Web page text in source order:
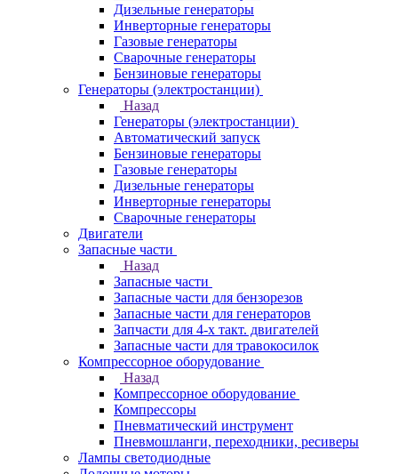
Дизельные генераторы
Инверторные генераторы
Газовые генераторы
Сварочные генераторы
Бензиновые генераторы
Генераторы (электростанции)
Назад
Генераторы (электростанции)
Автоматический запуск
Бензиновые генераторы
Газовые генераторы
Дизельные генераторы
Инверторные генераторы
Сварочные генераторы
Двигатели
Запасные части
Назад
Запасные части
Запасные части для бензорезов
Запасные части для генераторов
Запчасти для 4-х такт. двигателей
Запасные части для травокосилок
Компрессорное оборудование
Назад
Компрессорное оборудование
Компрессоры
Пневматический инструмент
Пневмошланги, переходники, ресиверы
Лампы светодиодные